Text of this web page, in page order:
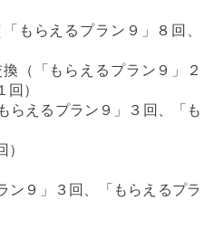
もらえるプラン９」８回、
（「もらえるプラン９」２
）
らえるプラン９」３回、「も
ン９」３回、「もらえるプラ